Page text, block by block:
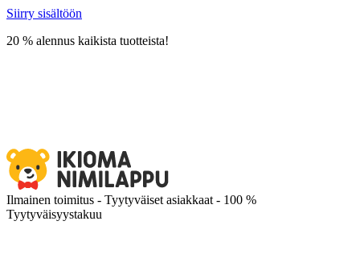
Siirry sisältöön
20 % alennus kaikista tuotteista!
Ilmainen toimitus - Tyytyväiset asiakkaat - 100 %
Tyytyväisyystakuu